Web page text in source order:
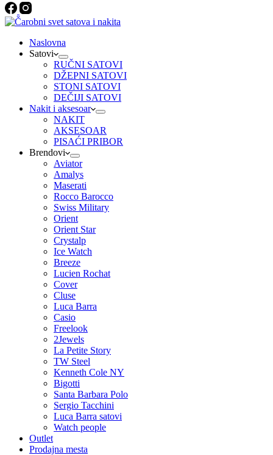
Naslovna
Satovi
RUČNI SATOVI
DŽEPNI SATOVI
STONI SATOVI
DEČIJI SATOVI
Nakit i aksesoar
NAKIT
AKSESOAR
PISAĆI PRIBOR
Brendovi
Aviator
Amalys
Maserati
Rocco Barocco
Swiss Military
Orient
Orient Star
Crystalp
Ice Watch
Breeze
Lucien Rochat
Cover
Cluse
Luca Barra
Casio
Freelook
2Jewels
La Petite Story
TW Steel
Kenneth Cole NY
Bigotti
Santa Barbara Polo
Sergio Tacchini
Luca Barra satovi
Watch people
Outlet
Prodajna mesta